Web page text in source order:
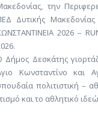
την
Δυτικής
2026 –
Δήμος Δεσκάτης
Κωνσταντίνο και
πολιτιστική –
και το αθλητικό